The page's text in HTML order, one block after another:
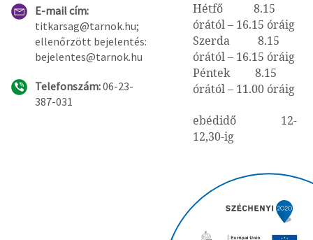
E-mail cím:
titkarsag@tarnok.hu;
ellenőrzött bejelentés:
bejelentes@tarnok.hu
Telefonszám:06-23-
387-031
Hétfő 8.15
órától – 16.15 óráig
Szerda 8.15
órától – 16.15 óráig
Péntek 8.15
órától – 11.00 óráig
ebédidő 12-
12,30-ig